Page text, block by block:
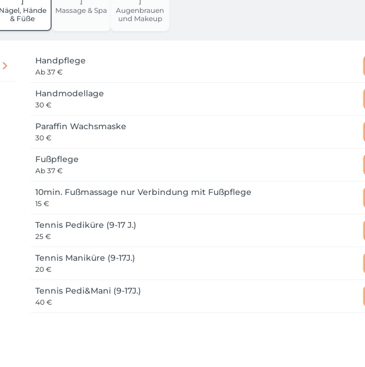
Nägel, Hände
& Füße
Massage & Spa
Augenbrauen
und Makeup
Handpflege
Ab 37 €
Handmodellage
30 €
Paraffin Wachsmaske
30 €
Fußpflege
Ab 37 €
10min. Fußmassage nur Verbindung mit Fußpflege
15 €
Tennis Pediküre (9-17 J.)
25 €
Tennis Maniküre (9-17J.)
20 €
Tennis Pedi&Mani (9-17J.)
40 €